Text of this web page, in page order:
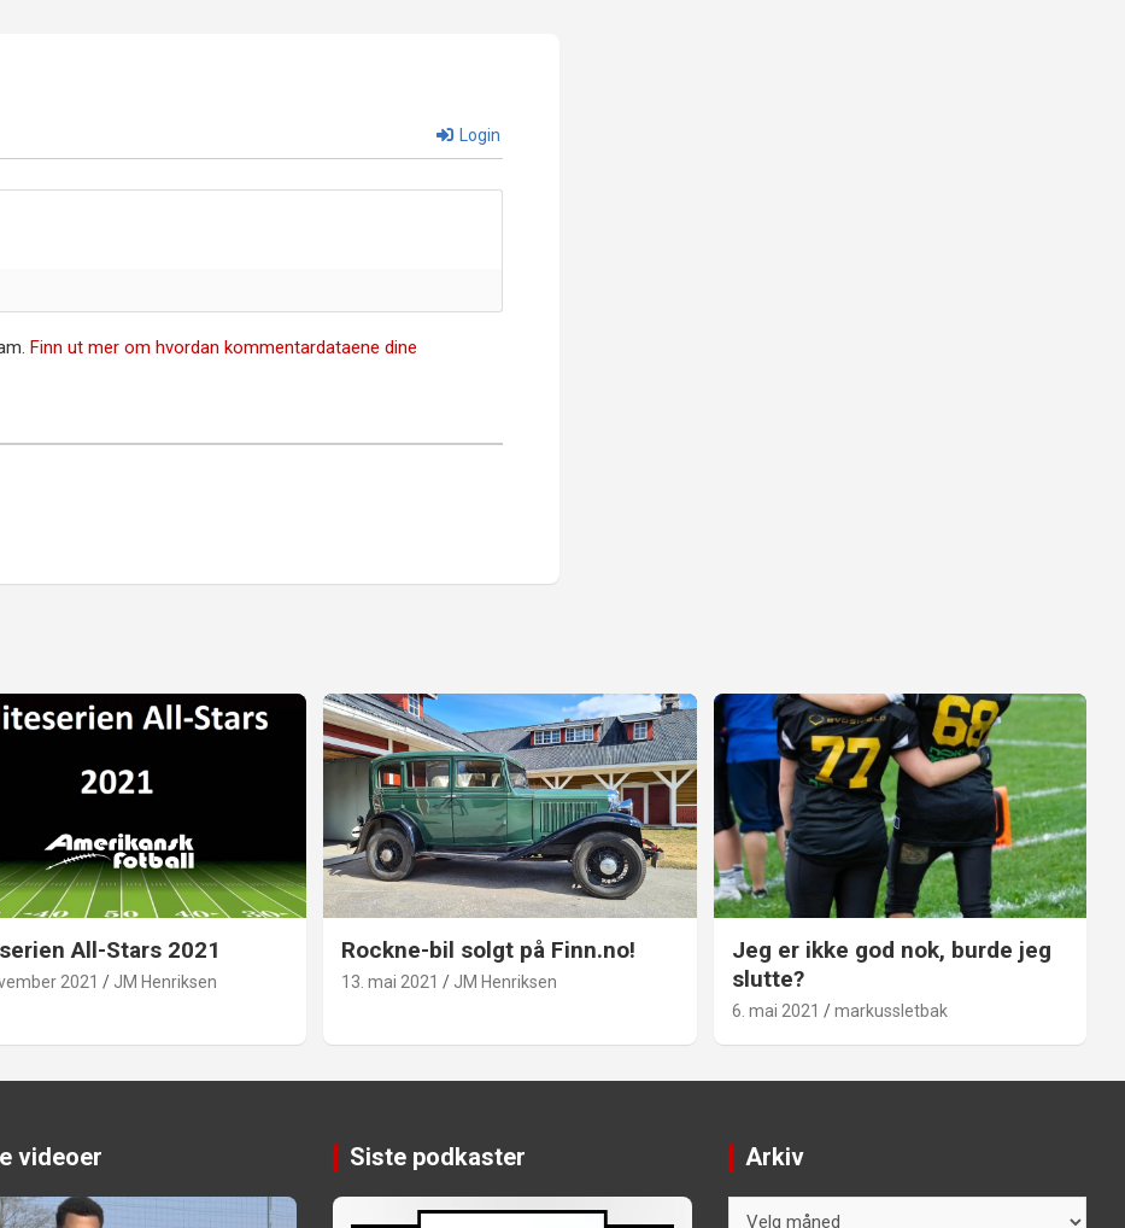
Login
Finn ut mer om hvordan kommentardataene dine
All-Stars 2021
2021 JM Henriksen
Rockne-bil solgt på Finn.no!
13. mai 2021 JM Henriksen
Jeg er ikke god nok, burde jeg
slutte?
6. mai 2021 markussletbak
videoer Siste podkaster Arkiv